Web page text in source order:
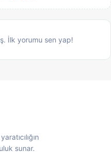
İlk yorumu sen yap!
sunar.